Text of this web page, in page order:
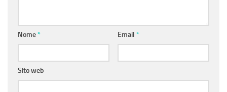
Nome* Email *
Sito web